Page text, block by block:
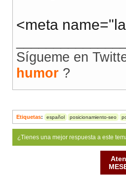
<meta
Sígueme en
humor ?
Etiquetas: español posicionamiento-seo
¿Tienes una mejor respuesta a este